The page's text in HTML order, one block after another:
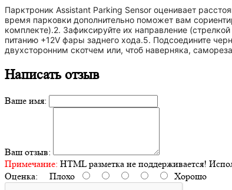
Парктроник Assistant Parking Sensor оценивает
время парковки дополнительно поможет вам
комплекте).2. Зафиксируйте их направление
питанию +12V фары заднего хода.5. Подсоедините
двухсторонним скотчем или, чтоб наверняка,
Написать отзыв
Ваше имя:
Ваш отзыв:
Примечание: HTML разметка не поддерживается!
Оценка: Плохо Хорошо